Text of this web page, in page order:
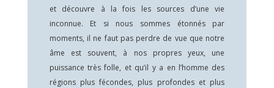
et découvre à la fois les sources d’une vie
inconnue. Et si nous sommes étonnés par
moments, il ne faut pas perdre de vue que notre
âme est souvent, à nos propres yeux, une
puissance très folle, et qu’il y a en l’homme des
régions plus fécondes, plus profondes et plus